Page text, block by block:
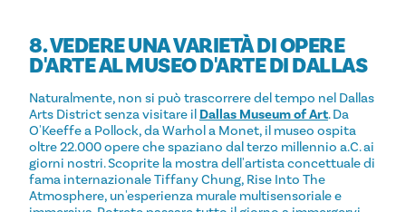
8. VEDERE UNA VARIETÀ DI OPERE
D'ARTE AL MUSEO D'ARTE DI DALLAS
Naturalmente, non si può trascorrere del tempo nel Dallas
Arts District senza visitare il Dallas Museum of Art. Da
O'Keeffe a Pollock, da Warhol a Monet, il museo ospita
oltre 22.000 opere che spaziano dal terzo millennio a.C. ai
giorni nostri. Scoprite la mostra dell'artista concettuale di
fama internazionale Tiffany Chung, Rise Into The
Atmosphere, un'esperienza murale multisensoriale e